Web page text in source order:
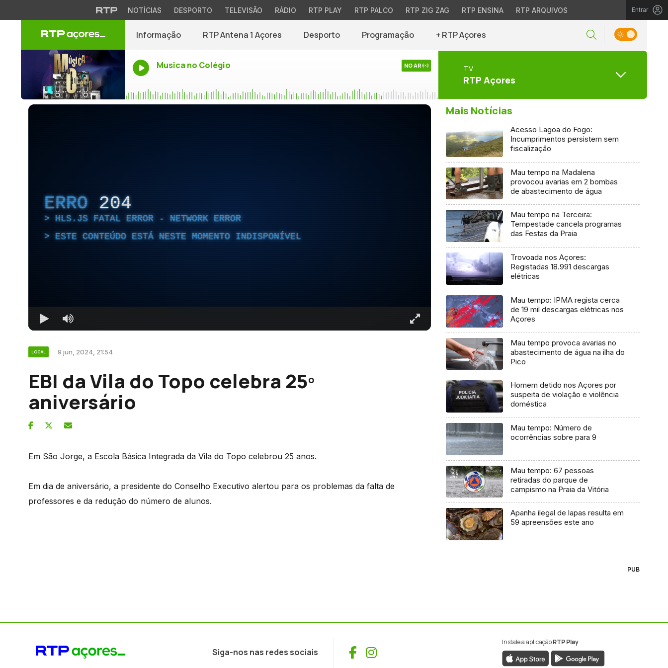
NOTÍCIAS DESPORTO TELEVISÃO RÁDIO RTP PLAY RTP PALCO RTP ZIG ZAG RTP ENSINA RTP ARQUIVOS Entrar
Informação RTP Antena 1 Açores Desporto Programação + RTP Açores
Musica no Colégio NO AR TV
RTP Açores
ERRO 204
HLS.JS FATAL ERROR - NETWORK ERROR
ESTE CONTEÚDO ESTÁ NESTE MOMENTO INDISPONÍVEL
LOCAL 9 jun, 2024, 21:54
EBI da Vila do Topo celebra 25º
aniversário
Em São Jorge, a Escola Básica Integrada da Vila do Topo celebrou 25 anos.
Em dia de aniversário, a presidente do Conselho Executivo alertou para os problemas da falta de
professores e da redução do número de alunos.
Mais Notícias
Acesso Lagoa do Fogo:
Incumprimentos persistem sem
fiscalização
Mau tempo na Madalena
provocou avarias em 2 bombas
de abastecimento de água
Mau tempo na Terceira:
Tempestade cancela programas
das Festas da Praia
Trovoada nos Açores:
Registadas 18.991 descargas
elétricas
Mau tempo: IPMA regista cerca
de 19 mil descargas elétricas nos
Açores
Mau tempo provoca avarias no
abastecimento de água na ilha do
Pico
Homem detido nos Açores por
suspeita de violação e violência
doméstica
Mau tempo: Número de
ocorrências sobre para 9
Mau tempo: 67 pessoas
retiradas do parque de
campismo na Praia da Vitória
Apanha ilegal de lapas resulta em
59 apreensões este ano
PUB
Siga-nos nas redes sociais Facebook
Instagram
Instale a aplicaçãoRTP Play